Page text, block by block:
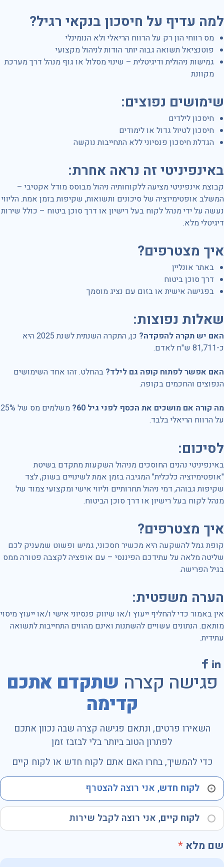
למה עדיף על חיסכון בנקאי רגיל?
מס רווחי הון רק על הרווח הריאלי ולא הנומינלי
פוטנציאל תשואה גבוה יותר הודות לניהול מקצועי
גמישות ניהולית ודיגיטלית – שינוי מסלול או גוף מנהל דרך מערכת
מקוונת
שימושים נפוצים:
חיסכון לילדים
חיסכון לטיול גדול או לימודים
הגדלת חיסכון פנסיוני ללא התחייבות נוקשה
באינפיניטי זה נראה אחרת:
קבוצת אינפיניטי מציעה ללקוחותיה ניהול מבוסס מודל אקטיבי –
המשלב אופטימיזציה של סיכונים ותשואות, שקיפות בזמן אמת. הליווי
נעשה על ידי מנהל לקוח בעל רישיון או דרך סוכן ביטוח – כולל שירות
דיגיטלי מלא.
איך מצטרפים?
באתר אונליין
דרך סוכן ביטוח
בפגישה אישית או בזום עם נציג מוסמך
שאלות נפוצות:
האם יש תקרה להפקדה?
כן, התקרה השנתית לשנת 2025 היא
כ-81,711 ש"ח לאדם.
האם אפשר לפתוח קופה גם לילד? בהחלט. זהו אחד השימושים
הנפוצים והחכמים בקופה.
מה קורה אם מושכים את הכסף לפני גיל 60?
משלמים מס של 25%
על הרווח הריאלי בלבד.
לסיכום:
באינפיניטי נהנים החוסכים מניהול השקעות מתקדם בשיטת
"אופטימיזציה כלכלית" המגיבה בזמן אמת לשינויים בשוק, לצד
שקיפות גבוהה, דמי ניהול תחרותיים וליווי אישי ומקצועי צמוד של
מנהל לקוח בעל רישיון או דרך סוכן הביטוח.
איך מצטרפים?
קופת גמל להשקעה היא מכשיר חסכוני, גמיש ופשוט שמעניק לכם
שליטה מלאה על עתידכם הפיננסי – עם אופציה לקצבה פטורה ממס
בגיל הפרישה.
הערה משפטית:
אין באמור כדי להחליף ייעוץ ו/או שיווק פנסיוני אישי ו/או ייעוץ מיסוי
מותאם. הנתונים עשויים להשתנות ואינם מהווים התחייבות לתשואה
עתידית.
פגישה קצרה שתקדם אתכם
קדימה
השאירו פרטים, ונתאם פגישה קצרה שבה נכוון אתכם
לפתרון הטוב ביותר בלי לבזבז זמן
כדי להמשיך, בחרו האם אתם לקוח חדש או לקוח קיים
לקוח חדש, אני רוצה להצטרף
לקוח קיים, אני רוצה לקבל שירות
שם מלא